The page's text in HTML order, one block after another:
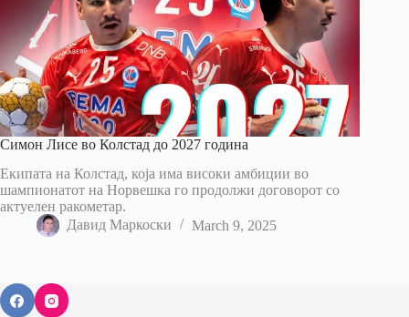
Симон Лисе во Колстад до 2027 година
Екипата на Колстад, која има високи амбиции во
шампионатот на Норвешка го продолжи договорот со
актуелен ракометар.
Давид Маркоски
March 9, 2025